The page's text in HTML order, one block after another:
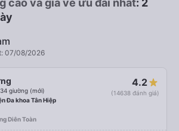
cao và giá vé ưu đãi nhất: 2
07/08/2026
giường (mới)
4.2
(14638 đánh giá)
Đa khoa Tân Hiệp
Diên Toàn